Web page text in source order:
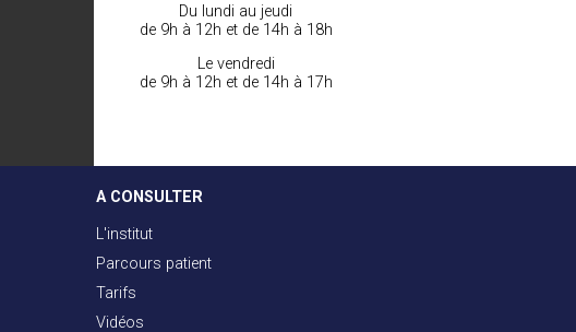
Du lundi au jeudi
de 9h à 12h et de 14h à 18h
Le vendredi
de 9h à 12h et de 14h à 17h
A CONSULTER
L'institut
Parcours patient
Tarifs
Vidéos